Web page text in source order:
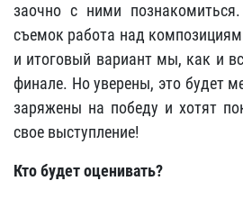
заочно с ними
съемок работа над
и итоговый вариант мы, как и
финале. Но уверены, это будет
заряжены на победу и хотят
свое выступление!
Кто будет оценивать?